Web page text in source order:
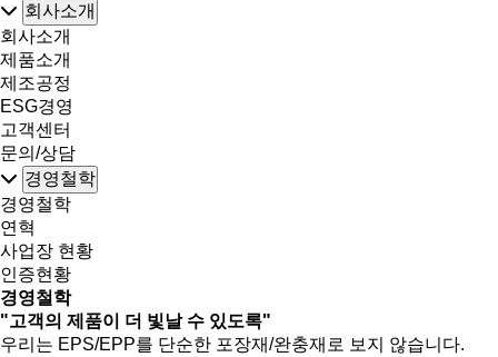
회사소개
회사소개
제품소개
제조공정
ESG경영
고객센터
문의/상담
경영철학
경영철학
연혁
사업장 현황
인증현황
경영철학
"고객의 제품이 더 빛날 수 있도록"
우리는 EPS/EPP를 단순한 포장재/완충재로 보지 않습니다.